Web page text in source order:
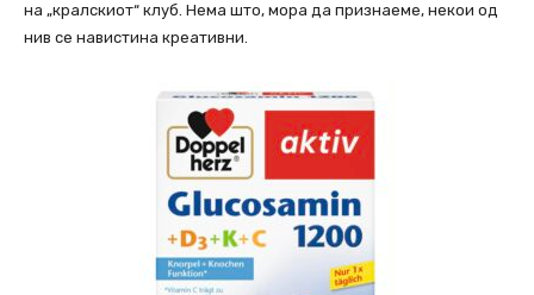
на „кралскиот“ клуб. Нема што, мора да признаеме, некои од
нив се навистина креативни.